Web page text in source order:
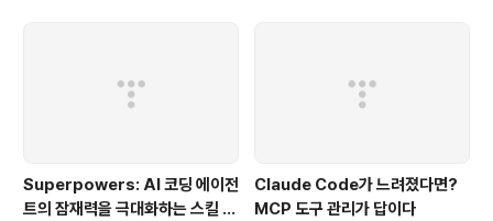
응하기 특정 메시지나 파일..
Superpowers: AI 코딩 에이전
트의 잠재력을 극대화하는 스킬 프
Claude Code가 느려졌다면?
MCP 도구 관리가 답이다